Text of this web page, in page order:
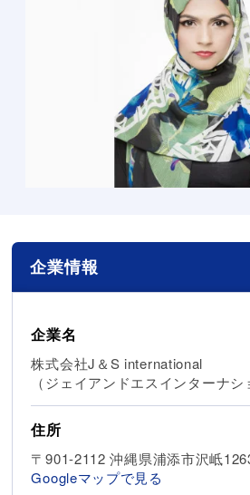
企業情報
企業名
株式会社J＆S international
（ジェイアンドエスインターナシ
住所
〒901-2112 沖縄県浦添市沢岻
Googleマップで見る